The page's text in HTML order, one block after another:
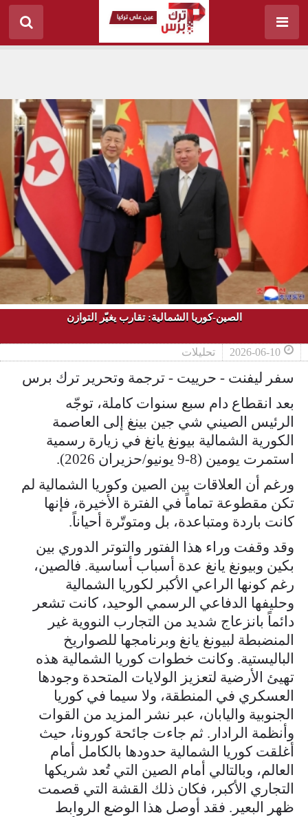
الصين-كوريا الشمالية: تقارب يغيّر التوازن
2026-06-10 تحليلات
سفر ليفنت - حرييت - ترجمة وتحرير ترك برس
بعد انقطاع دام سبع سنوات كاملة، توجّه
الرئيس الصيني شي جين بينغ إلى العاصمة
الكورية الشمالية بيونغ يانغ في زيارة رسمية
استمرت يومين (8-9 يونيو/حزيران 2026).
ورغم أن العلاقات بين الصين وكوريا الشمالية لم
تكن مقطوعة تماماً في الفترة الأخيرة، فإنها
كانت باردة ومتباعدة، بل ومتوتّرة أحياناً.
وقد وقفت وراء هذا الفتور والتوتر الدوري بين
بكين وبيونغ يانغ عدة أسباب أساسية. فالصين،
رغم كونها الراعي الأكبر لكوريا الشمالية
وحليفها الدفاعي الرسمي الوحيد، كانت تشعر
دائماً بانزعاج شديد من التجارب النووية غير
المنضبطة لبيونغ يانغ وبرنامجها للصواريخ
الباليستية. وكانت خطوات كوريا الشمالية هذه
تهيئ الأرضية لتعزيز الولايات المتحدة وجودها
العسكري في المنطقة، ولا سيما في كوريا
الجنوبية واليابان، عبر نشر المزيد من القوات
وأنظمة الرادار. ثم جاءت جائحة كورونا، حيث
أغلقت كوريا الشمالية حدودها بالكامل أمام
العالم، وبالتالي أمام الصين التي تُعد شريكها
التجاري الأكبر، فكان ذلك القشة التي قصمت
ظهر البعير. فقد أوصل هذا الوضع الروابط